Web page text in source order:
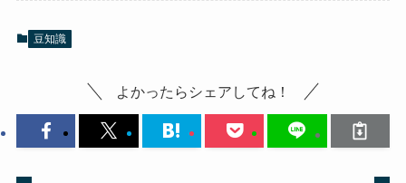
豆知識
よかったらシェアしてね！